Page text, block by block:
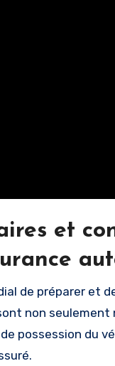
et
de préparer et
non
possession du